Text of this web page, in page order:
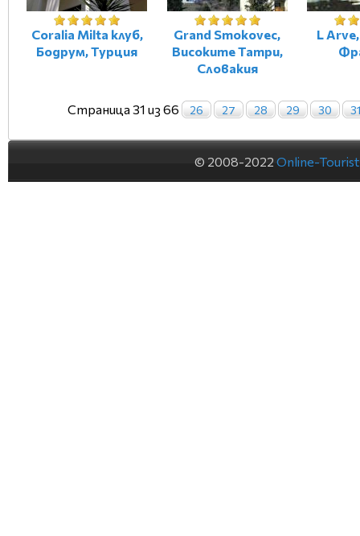
Coralia Milta клуб,
Бодрум, Турция
Grand Smokovec,
Високите Татри,
Словакия
L
Страница 31 из 66 26 27 28 29 30
© 2008-2022 Online-